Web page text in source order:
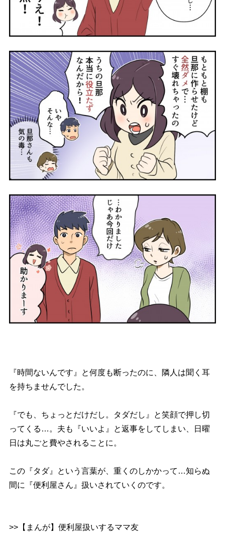
『時間ないんです』と何度も断ったのに、隣人は聞く耳
を持ちませんでした。
『でも、ちょっとだけだし。タダだし』と笑顔で押し切
ってくる…。夫も『いいよ』と返事をしてしまい、日曜
日は丸ごと費やされることに。
この『タダ』という言葉が、重くのしかかって…知らぬ
間に『便利屋さん』扱いされていくのです。
>>【まんが】便利屋扱いするママ友